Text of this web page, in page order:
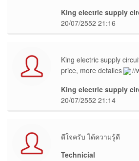
King electric supply
20/07/2552 21:16
King electric supply
price, more detailes
//
King electric supply
20/07/2552 21:14
ดีใจครับ ได้ความรู้ดี
Technicial